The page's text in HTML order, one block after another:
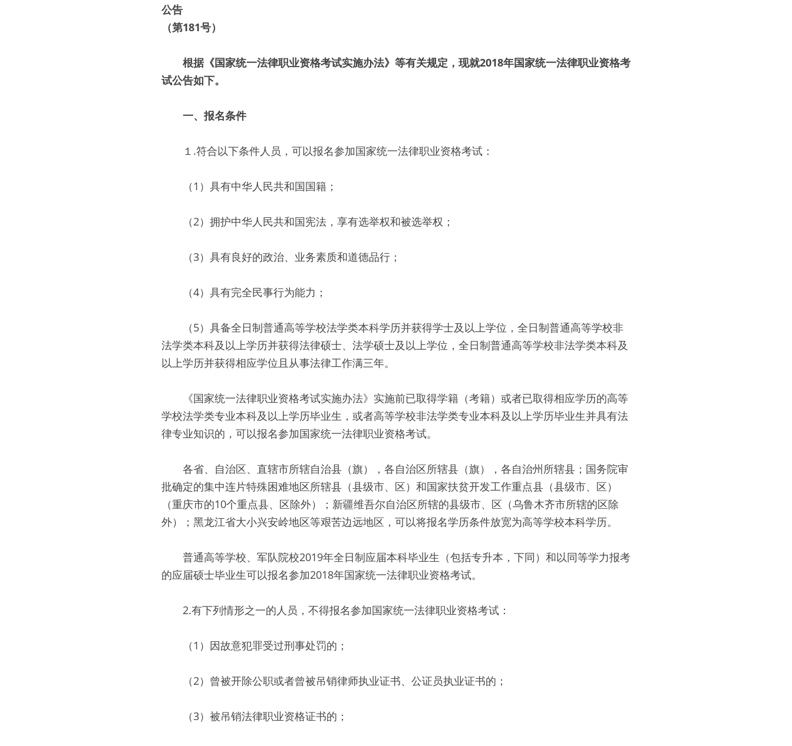
公告
（第181号）
根据《国家统一法律职业资格考试实施办法》等有关规定，现就2018年国家统一法律职业资格考
试公告如下。
一、报名条件
１.符合以下条件人员，可以报名参加国家统一法律职业资格考试：
（1）具有中华人民共和国国籍；
（2）拥护中华人民共和国宪法，享有选举权和被选举权；
（3）具有良好的政治、业务素质和道德品行；
（4）具有完全民事行为能力；
（5）具备全日制普通高等学校法学类本科学历并获得学士及以上学位，全日制普通高等学校非
法学类本科及以上学历并获得法律硕士、法学硕士及以上学位，全日制普通高等学校非法学类本科及
以上学历并获得相应学位且从事法律工作满三年。
《国家统一法律职业资格考试实施办法》实施前已取得学籍（考籍）或者已取得相应学历的高等
学校法学类专业本科及以上学历毕业生，或者高等学校非法学类专业本科及以上学历毕业生并具有法
律专业知识的，可以报名参加国家统一法律职业资格考试。
各省、自治区、直辖市所辖自治县（旗），各自治区所辖县（旗），各自治州所辖县；国务院审
批确定的集中连片特殊困难地区所辖县（县级市、区）和国家扶贫开发工作重点县（县级市、区）
（重庆市的10个重点县、区除外）；新疆维吾尔自治区所辖的县级市、区（乌鲁木齐市所辖的区除
外）；黑龙江省大小兴安岭地区等艰苦边远地区，可以将报名学历条件放宽为高等学校本科学历。
普通高等学校、军队院校2019年全日制应届本科毕业生（包括专升本，下同）和以同等学力报考
的应届硕士毕业生可以报名参加2018年国家统一法律职业资格考试。
2.有下列情形之一的人员，不得报名参加国家统一法律职业资格考试：
（1）因故意犯罪受过刑事处罚的；
（2）曾被开除公职或者曾被吊销律师执业证书、公证员执业证书的；
（3）被吊销法律职业资格证书的；